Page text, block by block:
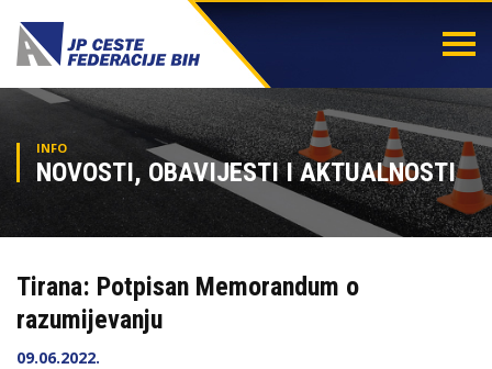
INFO
NOVOSTI, OBAVIJESTI I AKTUALNOSTI
Tirana: Potpisan Memorandum o
razumijevanju
09.06.2022.